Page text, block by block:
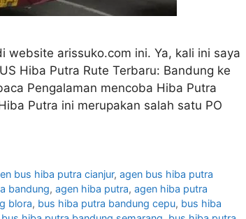
website arissuko.com ini. Ya, kali ini saya
Hiba Putra Rute Terbaru: Bandung ke
Pengalaman mencoba Hiba Putra
Putra ini merupakan salah satu PO
bus hiba putra cianjur,agen bus hiba putra
bandung, agen hiba putra, agen hiba putra
blora, bus hiba putra bandung cepu, bus hiba